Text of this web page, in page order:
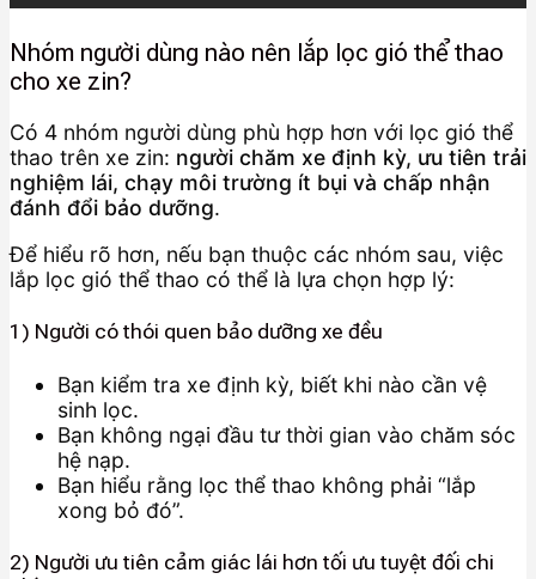
Nhóm người dùng nào nên lắp lọc gió thể thao
cho xe zin?
Có 4 nhóm người dùng phù hợp hơn với lọc gió thể
thao trên xe zin: người chăm xe định kỳ, ưu tiên trải
nghiệm lái, chạy môi trường ít bụi và chấp nhận
đánh đổi bảo dưỡng.
Để hiểu rõ hơn, nếu bạn thuộc các nhóm sau, việc
lắp lọc gió thể thao có thể là lựa chọn hợp lý:
1) Người có thói quen bảo dưỡng xe đều
Bạn kiểm tra xe định kỳ, biết khi nào cần vệ
sinh lọc.
Bạn không ngại đầu tư thời gian vào chăm sóc
hệ nạp.
Bạn hiểu rằng lọc thể thao không phải “lắp
xong bỏ đó”.
2) Người ưu tiên cảm giác lái hơn tối ưu tuyệt đối chi